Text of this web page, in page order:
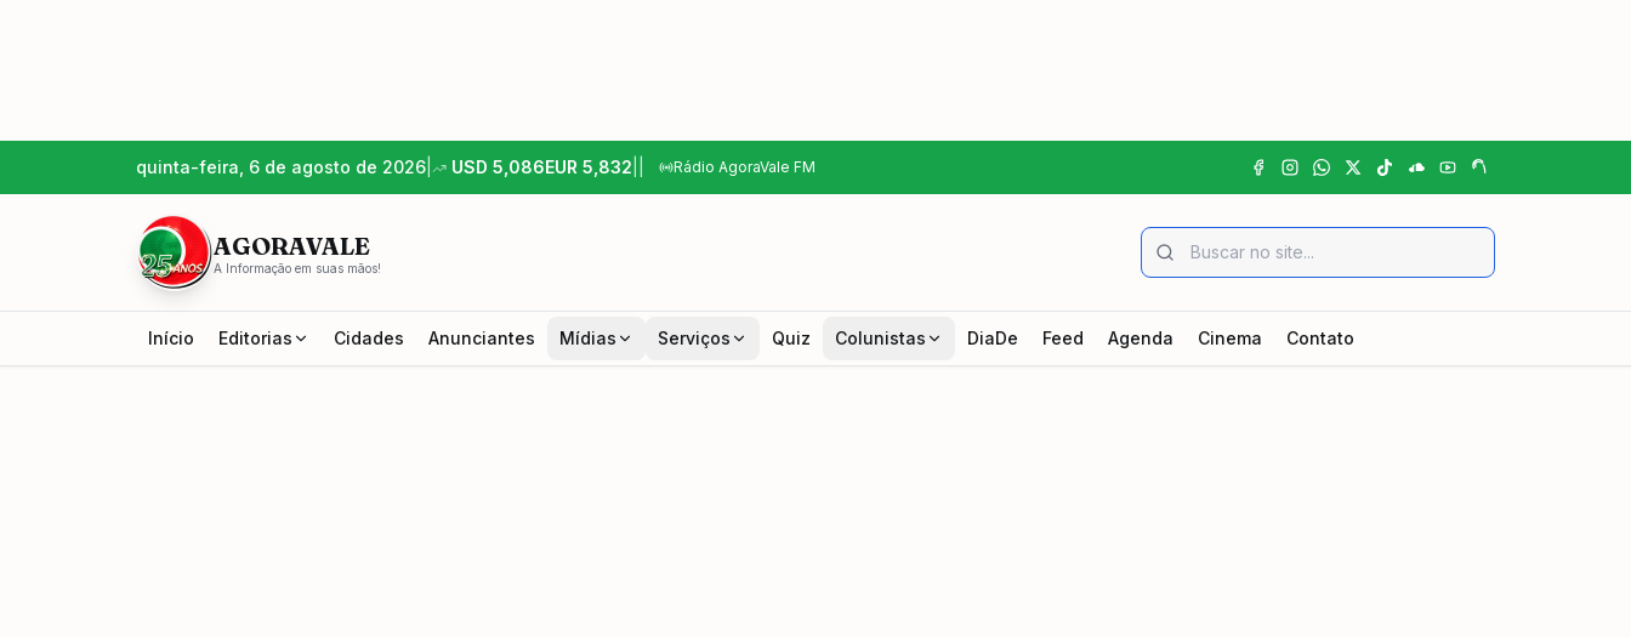
quinta-feira, 6 de agosto de 2026 USD 5,086EUR 5,832 Rádio AgoraVale FM
AGORAVALE
A Informação em suas mãos!
Início Editorias Cidades Anunciantes Mídias Serviços Quiz Colunistas DiaDe Feed Agenda Cinema Contato